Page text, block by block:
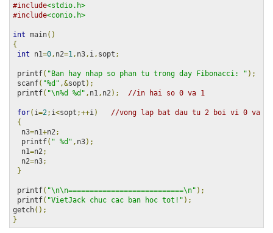
#include<stdio.h>
#include<conio.h>
int main()
{
int n1=0 , n2=1 , n3 , i , sopt ;
printf( "Ban hay nhap so phan tu trong day Fibonacci: " );
scanf( "%d" ,&sopt );
printf( "\n%d %d" , n1 , n2 ); //in hai so 0 va 1
for( i=2; i<sopt ;++i )
//vong lap bat dau tu 2 boi vi 0 va 1
{
  n3
=n1+n2 ;
  printf
( " %d" , n3);
  n1
=n2 ;
  n2
=n3;
}
printf( "\n\n===========================\n" );
printf( "VietJack chuc cac ban hoc tot!" );
getch();
}